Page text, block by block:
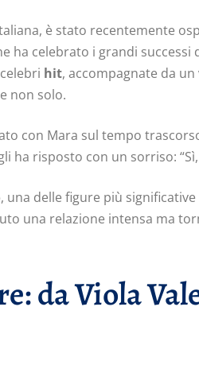
è stato recentemente
ha celebrato i grandi successi
hit, accompagnate da
non solo.
con Mara sul tempo
ha risposto con un sorriso: “Sì,
, una delle figure più
una relazione intensa ma
da Viola